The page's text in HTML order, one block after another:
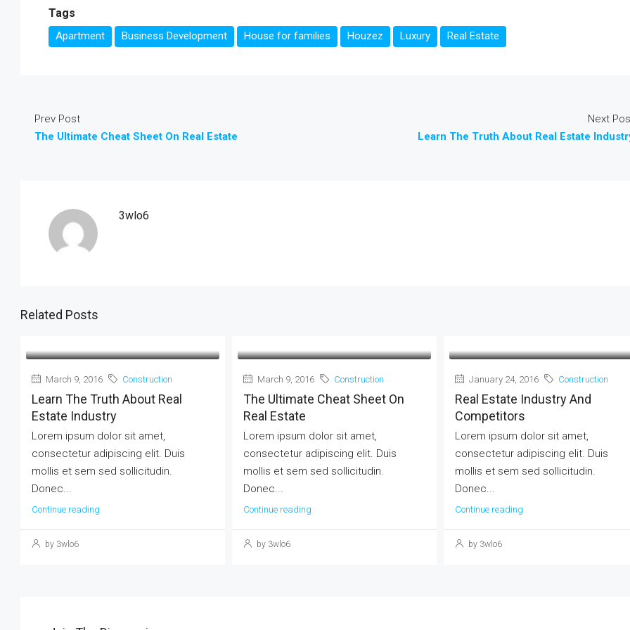
Tags
Apartment Business Development House for families Houzez Luxury Real Estate
Prev Post
The Ultimate Cheat Sheet On Real Estate
Next
Learn The Truth About Real Estate
3wlo6
Related Posts
March 9, 2016 Construction
Learn The Truth About Real
Estate Industry
Lorem ipsum dolor sit amet,
consectetur adipiscing elit. Duis
mollis et sem sed sollicitudin.
Donec...
Continue reading
by 3wlo6
March 9, 2016 Construction
The Ultimate Cheat Sheet On
Real Estate
Lorem ipsum dolor sit amet,
consectetur adipiscing elit. Duis
mollis et sem sed sollicitudin.
Donec...
Continue reading
by 3wlo6
January 24, 2016 Construction
Real Estate Industry And
Competitors
Lorem ipsum dolor sit amet,
consectetur adipiscing elit. Duis
mollis et sem sed sollicitudin.
Donec...
Continue reading
by 3wlo6